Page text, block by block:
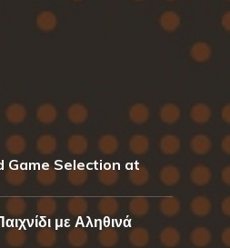
Game Selection at
με Αληθινά